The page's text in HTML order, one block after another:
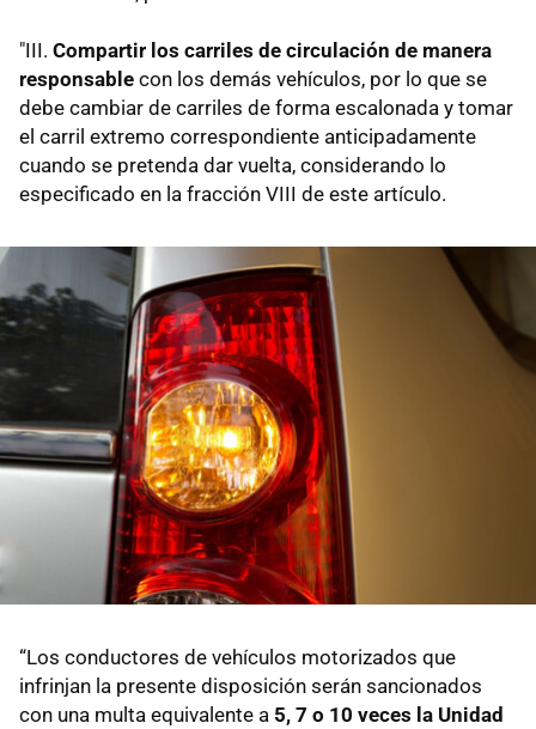
"III. Compartir los carriles de circulación de manera
responsable con los demás vehículos, por lo que se
debe cambiar de carriles de forma escalonada y tomar
el carril extremo correspondiente anticipadamente
cuando se pretenda dar vuelta, considerando lo
especificado en la fracción VIII de este artículo.
“Los conductores de vehículos motorizados que
infrinjan la presente disposición serán sancionados
con una multa equivalente a 5, 7 o 10 veces la Unidad